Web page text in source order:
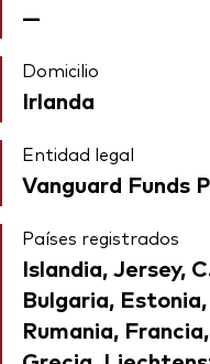
—
Domicilio
Irlanda
Entidad legal
Vanguard Funds
Países registrados
Islandia, Jersey,
Bulgaria,
Rumania,